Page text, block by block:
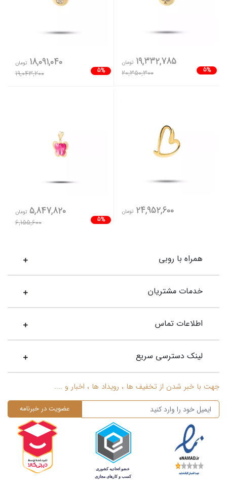
5%
19,332,785 تومان
20,350,300
5%
18,091,040 تومان
19,043,200
24,952,600 تومان
5%
5,847,820 تومان
6,155,600
همراه با روبی
خدمات مشتریان
اطلاعات تماس
لینک دسترسی سریع
جهت با خبر شدن از تخفیف ها ، رویداد ها ، اخبار و ....